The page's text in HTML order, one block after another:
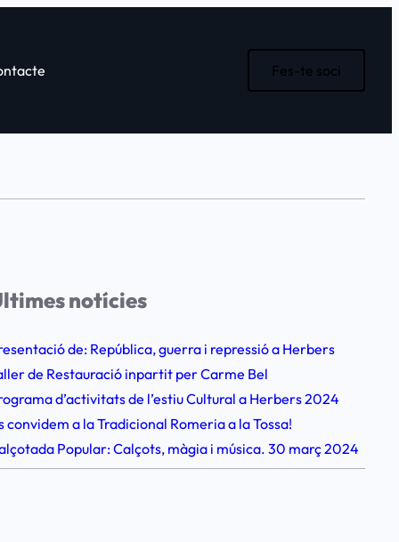
Fes-te soci
notícies
de: República, guerra i repressió a Herbers
de Restauració inpartit per Carme Bel
d’activitats de l’estiu Cultural a Herbers 2024
convidem a la Tradicional Romeria a la Tossa!
Popular: Calçots, màgia i música. 30 març 2024